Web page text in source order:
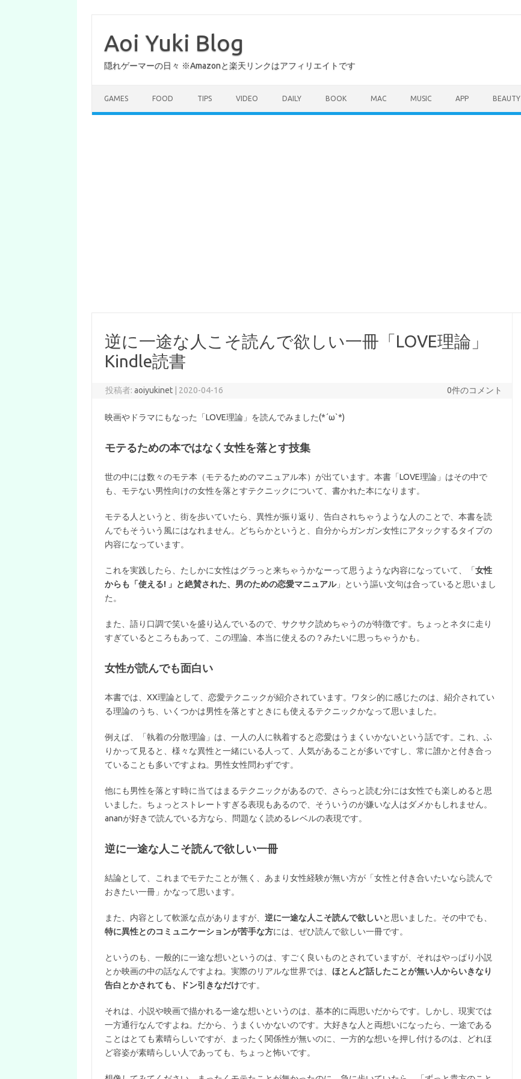
Aoi Yuki Blog
隠れゲーマーの日々 ※Amazonと楽天リンクはアフィリエイトです
GAMES FOOD TIPS VIDEO DAILY BOOK MAC MUSIC APP BEAUTY
逆に一途な人こそ読んで欲しい一冊「LOVE理論」
Kindle読書
投稿者:aoiyukinet 2020-04-16 0件のコメント
映画やドラマにもなった「LOVE理論」を読んでみました(*´ω`*)
モテるための本ではなく女性を落とす技集
世の中には数々のモテ本（モテるためのマニュアル本）が出ています。本書「LOVE理論」はその中で
も、モテない男性向けの女性を落とすテクニックについて、書かれた本になります。
モテる人というと、街を歩いていたら、異性が振り返り、告白されちゃうような人のことで、本書を読
んでもそういう風にはなれません。どちらかというと、自分からガンガン女性にアタックするタイプの
内容になっています。
これを実践したら、たしかに女性はグラっと来ちゃうかなーって思うような内容になっていて、「女性
からも「使える! 」と絶賛された、男のための恋愛マニュアル」という謳い文句は合っていると思いまし
た。
また、語り口調で笑いを盛り込んでいるので、サクサク読めちゃうのが特徴です。ちょっとネタに走り
すぎているところもあって、この理論、本当に使えるの？みたいに思っちゃうかも。
女性が読んでも面白い
本書では、XX理論として、恋愛テクニックが紹介されています。ワタシ的に感じたのは、紹介されてい
る理論のうち、いくつかは男性を落とすときにも使えるテクニックかなって思いました。
例えば、「執着の分散理論」は、一人の人に執着すると恋愛はうまくいかないという話です。これ、ふ
りかって見ると、様々な異性と一緒にいる人って、人気があることが多いですし、常に誰かと付き合っ
ていることも多いですよね。男性女性問わずです。
他にも男性を落とす時に当てはまるテクニックがあるので、さらっと読む分には女性でも楽しめると思
いました。ちょっとストレートすぎる表現もあるので、そういうのが嫌いな人はダメかもしれません。
ananが好きで読んでいる方なら、問題なく読めるレベルの表現です。
逆に一途な人こそ読んで欲しい一冊
結論として、これまでモテたことが無く、あまり女性経験が無い方が「女性と付き合いたいなら読んで
おきたい一冊」かなって思います。
また、内容として軟派な点がありますが、 逆に一途な人こそ読んで欲しいと思いました。その中でも、
特に異性とのコミュニケーションが苦手な方には、ぜひ読んで欲しい一冊です。
というのも、一般的に一途な想いというのは、すごく良いものとされていますが、それはやっぱり小説
とか映画の中の話なんですよね。実際のリアルな世界では、 ほとんど話したことが無い人からいきなり
告白とかされても、ドン引きなだけです。
それは、小説や映画で描かれる一途な想いというのは、基本的に両思いだからです。しかし、現実では
一方通行なんですよね。だから、うまくいかないのです。大好きな人と両想いになったら、一途である
ことはとても素晴らしいですが、まったく関係性が無いのに、一方的な想いを押し付けるのは、どれほ
ど容姿が素晴らしい人であっても、ちょっと怖いです。